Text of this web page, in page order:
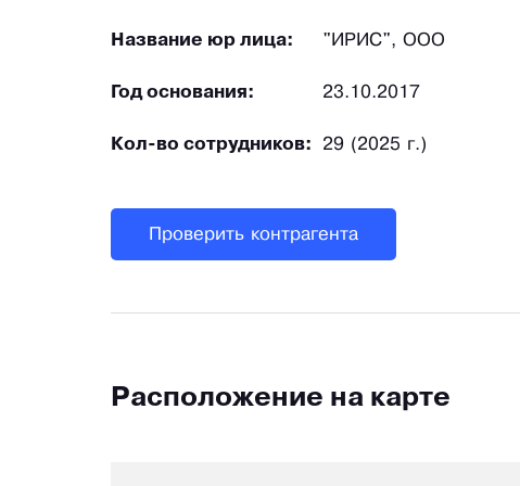
Название юр лица: "ИРИС", ООО
Год основания: 23.10.2017
Кол-во сотрудников: 29 (2025 г.)
Проверить контрагента
Расположение на карте